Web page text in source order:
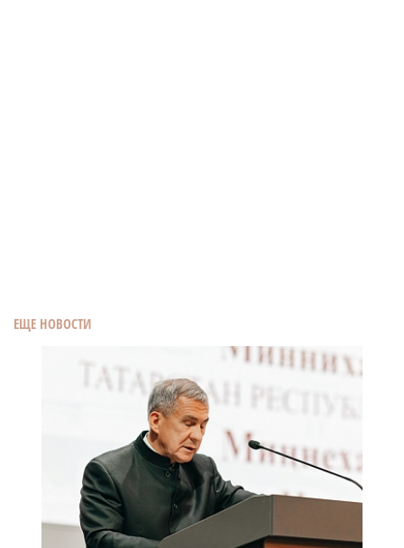
ЕЩЕ НОВОСТИ